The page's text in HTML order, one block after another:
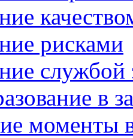
рисками
службой
в
моменты